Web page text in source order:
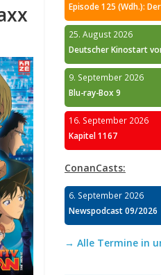
Episode 125 (Wdh.):
25. August 2026
Deutscher Kinostart
9. September 2026
Blu-ray-Box 9
16. September 2026
Kapitel 1167
ConanCasts:
6. September 2026
Newspodcast 09/2026
→ Alle Termine in